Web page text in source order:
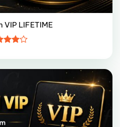
VIP LIFETIME
hạng